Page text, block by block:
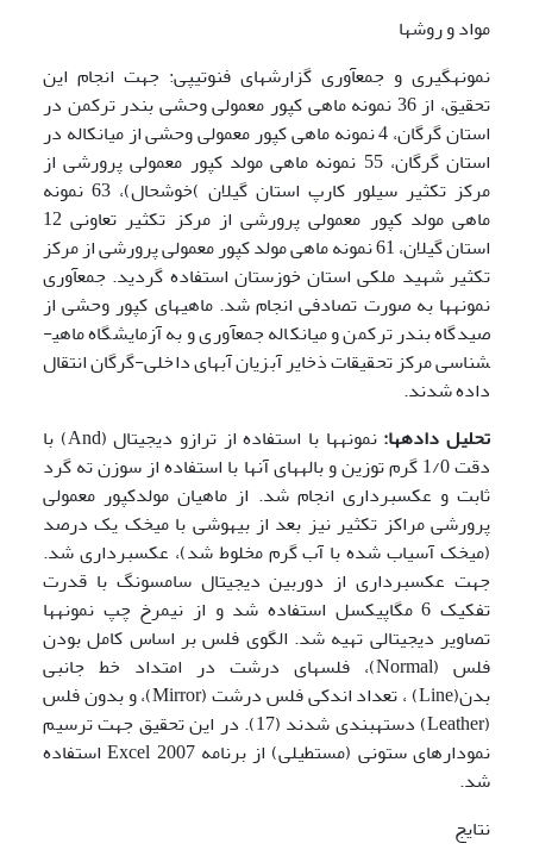
مواد و روشها
نمونه­گیری و جمع­آوری گزارش­های فنوتیپی: جهت انجام این
تحقیق، از 36 نمونه ماهی کپور معمولی وحشی بندر ترکمن در
استان گرگان، 4 نمونه ماهی کپور معمولی وحشی از میانکاله در
استان گرگان، 55 نمونه ماهی مولد کپور معمولی پرورشی از
مرکز تکثیر سیلور کارپ استان گیلان )خوشحال)، 63 نمونه
ماهی مولد کپور معمولی پرورشی از مرکز تکثیر تعاونی 12
استان گیلان، 61 نمونه ماهی مولد کپور معمولی پرورشی از مرکز
تکثیر شهید ملکی استان خوزستان استفاده گردید. جمع­آوری
نمونه­ها به صورت تصادفی انجام شد. ماهی­های کپور وحشی از
صیدگاه بندر ترکمن و میانکاله جمع­آوری و به آزمایشگاه ماهی­
شناسی مرکز تحقیقات ذخایر آبزیان آب­های داخلی-گرگان انتقال
داده شدند.
تحلیل داده­ها:
نمونه­ها با استفاده از ترازو دیجیتال (And) با
دقت 1/0 گرم توزین و باله­های آنها با استفاده از سوزن ته گرد
ثابت و عکس­برداری انجام شد. از ماهیان مولدکپور معمولی
پرورشی مراکز تکثیر نیز بعد از بیهوشی با میخک یک درصد
(میخک آسیاب شده با آب گرم مخلوط شد)، عکس­برداری شد.
جهت عکس­برداری از دوربین دیجیتال سامسونگ با قدرت
تفکیک 6 مگاپیکسل استفاده شد و از نیم­رخ چپ نمونه­ها
تصاویر دیجیتالی تهیه شد. الگوی فلس بر اساس کامل بودن
فلس (Normal)، فلس­های درشت در امتداد خط جانبی
بدن(Line) ، تعداد اندکی فلس درشت (Mirror)، و بدون فلس
(Leather) دسته­بندی شدند (17). در این تحقیق جهت ترسیم
نمودارهای ستونی (مستطیلی) از برنامه Excel 2007 استفاده
شد.
نتایج